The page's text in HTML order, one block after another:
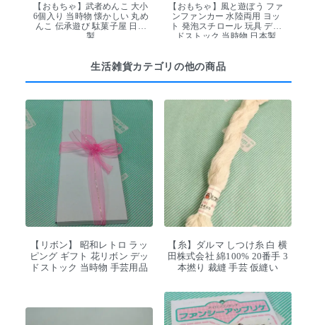
【おもちゃ】武者めんこ 大小
6個入り 当時物 懐かしい 丸め
んこ 伝承遊び 駄菓子屋 日本
製
【おもちゃ】風と遊ぼう ファ
ンファンカー 水陸両用 ヨッ
ト 発泡スチロール 玩具 デッ
ドストック 当時物 日本製
生活雑貨カテゴリの他の商品
【リボン】 昭和レトロ ラッ
ピング ギフト 花リボン デッ
ドストック 当時物 手芸用品
【糸】ダルマ しつけ糸 白 横
田株式会社 綿100% 20番手 3
本撚り 裁縫 手芸 仮縫い